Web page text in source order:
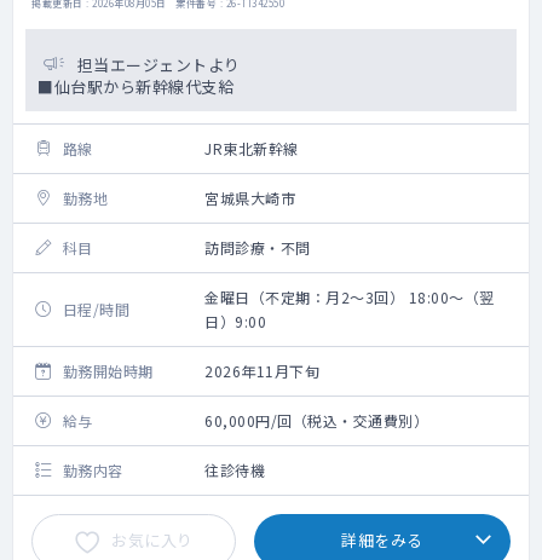
掲載更新日 : 2026年08月05日 案件番号 : 26-TI342550
担当エージェントより
■仙台駅から新幹線代支給
路線 JR東北新幹線
勤務地 宮城県大崎市
科目 訪問診療・不問
日程/時間
金曜日（不定期：月2～3回） 18:00～（翌
日）9:00
勤務開始時期 2026年11月下旬
給与 60,000円/回（税込・交通費別）
勤務内容 往診待機
お気に入り 詳細をみる